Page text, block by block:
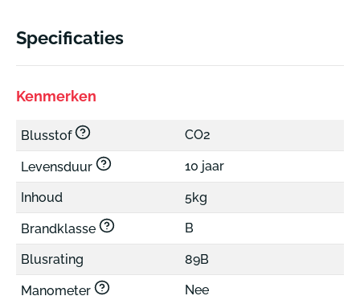
Specificaties
Kenmerken
Blusstof CO2
Levensduur 10 jaar
Inhoud 5kg
Brandklasse B
Blusrating 89B
Manometer Nee